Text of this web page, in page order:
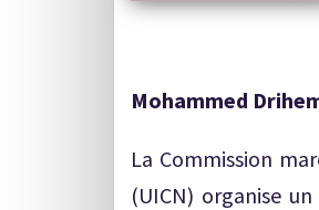
Mohammed
La Commission
(UICN) organise